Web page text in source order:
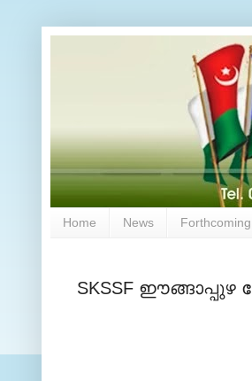
Home News
SKSSF